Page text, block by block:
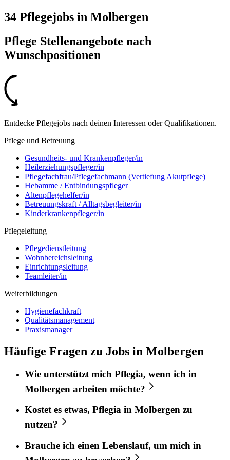
34 Pflegejobs in Molbergen
Pflege Stellenangebote nach
Wunschpositionen
Entdecke Pflegejobs nach deinen Interessen oder Qualifikationen.
Pflege und Betreuung
Gesundheits- und Krankenpfleger/in
Heilerziehungspfleger/in
Pflegefachfrau/Pflegefachmann (Vertiefung Akutpflege)
Hebamme / Entbindungspfleger
Altenpflegehelfer/in
Betreuungskraft / Alltagsbegleiter/in
Kinderkrankenpfleger/in
Pflegeleitung
Pflegedienstleitung
Wohnbereichsleitung
Einrichtungsleitung
Teamleiter/in
Weiterbildungen
Hygienefachkraft
Qualitätsmanagement
Praxismanager
Häufige Fragen zu Jobs in Molbergen
Wie unterstützt mich Pflegia, wenn ich in
Molbergen arbeiten möchte?
Kostet es etwas, Pflegia in Molbergen zu
nutzen?
Brauche ich einen Lebenslauf, um mich in